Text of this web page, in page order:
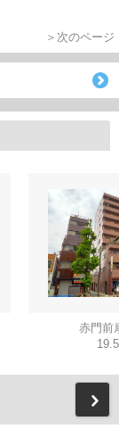
＞次のページ
赤門前